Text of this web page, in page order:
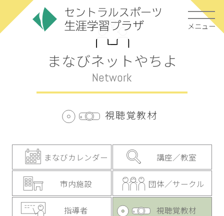
メニュー
まなびネットやちよ
Network
視聴覚教材
まなびカレンダー 講座／教室
市内施設 団体／サークル
指導者 視聴覚教材